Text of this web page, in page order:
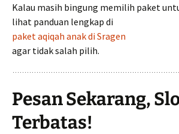
Kalau masih bingung memilih paket
lihat panduan lengkap di
paket aqiqah anak di Sragen
agar tidak salah pilih.
Pesan Sekarang,
Terbatas!